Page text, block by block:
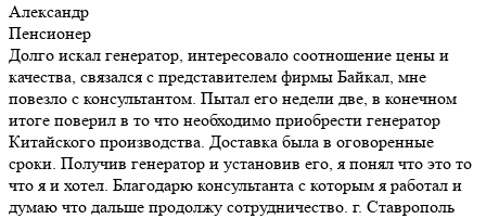
Александр
Пенсионер
Долго искал генератор, интересовало соотношение цены и
качества, связался с представителем фирмы Байкал, мне
повезло с консультантом. Пытал его недели две, в конечном
итоге поверил в то что необходимо приобрести генератор
Китайского производства. Доставка была в оговоренные
сроки. Получив генератор и установив его, я понял что это то
что я и хотел. Благодарю консультанта с которым я работал и
думаю что дальше продолжу сотрудничество. г. Ставрополь